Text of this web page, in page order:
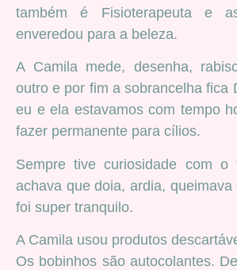
também é Fisioterapeuta e
enveredou para a beleza.
A Camila mede, desenha,
outro e por fim a sobrancelha fica
eu e ela estavamos com tempo
fazer permanente para cílios.
Sempre tive curiosidade com o
achava que doia, ardia,
foi super tranquilo.
A Camila usou produtos
Os bobinhos são autocolantes.